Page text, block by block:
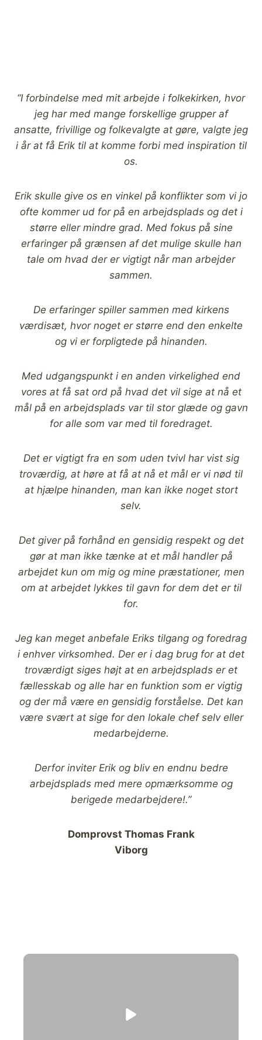
“I forbindelse med mit arbejde i folkekirken, hvor
jeg har med mange forskellige grupper af
ansatte, frivillige og folkevalgte at gøre, valgte jeg
i år at få Erik til at komme forbi med inspiration til
os.
Erik skulle give os en vinkel på konflikter som vi jo
ofte kommer ud for på en arbejdsplads og det i
større eller mindre grad. Med fokus på sine
erfaringer på grænsen af det mulige skulle han
tale om hvad der er vigtigt når man arbejder
sammen.
De erfaringer spiller sammen med kirkens
værdisæt, hvor noget er større end den enkelte
og vi er forpligtede på hinanden.
Med udgangspunkt i en anden virkelighed end
vores at få sat ord på hvad det vil sige at nå et
mål på en arbejdsplads var til stor glæde og gavn
for alle som var med til foredraget.
Det er vigtigt fra en som uden tvivl har vist sig
troværdig, at høre at få at nå et mål er vi nød til
at hjælpe hinanden, man kan ikke noget stort
selv.
Det giver på forhånd en gensidig respekt og det
gør at man ikke tænke at et mål handler på
arbejdet kun om mig og mine præstationer, men
om at arbejdet lykkes til gavn for dem det er til
for.
Jeg kan meget anbefale Eriks tilgang og foredrag
i enhver virksomhed. Der er i dag brug for at det
troværdigt siges højt at en arbejdsplads er et
fællesskab og alle har en funktion som er vigtig
og der må være en gensidig forståelse. Det kan
være svært at sige for den lokale chef selv eller
medarbejderne.
Derfor inviter Erik og bliv en endnu bedre
arbejdsplads med mere opmærksomme og
berigede medarbejdere!.”
Domprovst Thomas Frank
Viborg